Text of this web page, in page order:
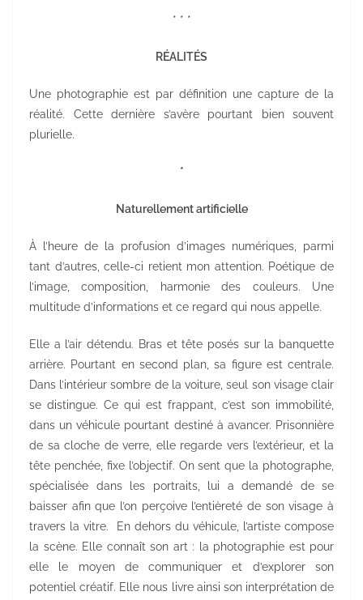
* * *
RÉALITÉS
Une photographie est par définition une capture de la
réalité. Cette dernière s’avère pourtant bien souvent
plurielle.
*
Naturellement artificielle
À l’heure de la profusion d’images numériques, parmi
tant d’autres, celle-ci retient mon attention. Poétique de
l’image, composition, harmonie des couleurs. Une
multitude d’informations et ce regard qui nous appelle.
Elle a l’air détendu. Bras et tête posés sur la banquette
arrière. Pourtant en second plan, sa figure est centrale.
Dans l’intérieur sombre de la voiture, seul son visage clair
se distingue. Ce qui est frappant, c’est son immobilité,
dans un véhicule pourtant destiné à avancer. Prisonnière
de sa cloche de verre, elle regarde vers l’extérieur, et la
tête penchée, fixe l’objectif. On sent que la photographe,
spécialisée dans les portraits, lui a demandé de se
baisser afin que l’on perçoive l’entièreté de son visage à
travers la vitre. En dehors du véhicule, l’artiste compose
la scène. Elle connaît son art : la photographie est pour
elle le moyen de communiquer et d’explorer son
potentiel créatif. Elle nous livre ainsi son interprétation de